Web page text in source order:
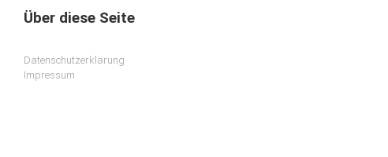
Über diese Seite
Datenschutzerklärung
Impressum